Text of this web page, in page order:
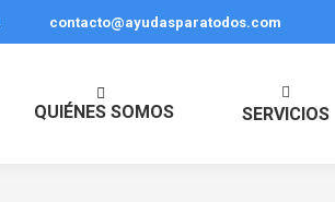
contacto@ayudasparatodos.com
QUIÉNES SOMOS SERVICIOS